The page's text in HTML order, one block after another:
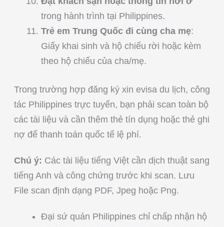
trong hành trình tại Philippines.
Trẻ em Trung Quốc đi cùng cha mẹ:
Giấy khai sinh và hộ chiếu rời hoặc kèm
theo hộ chiếu của cha/mẹ.
Trong trường hợp đăng ký xin evisa du lịch, công
tác Philippines trực tuyến, bạn phải scan toàn bộ
các tài liệu và cần thêm thẻ tín dụng hoặc thẻ ghi
nợ để thanh toán quốc tế lệ phí.
Chú ý: Các tài liệu tiếng Việt cần dịch thuật sang
tiếng Anh và công chứng trước khi scan. Lưu
File scan định dạng PDF, Jpeg hoặc Png.
Đại sứ quán Philippines chỉ chấp nhận hộ